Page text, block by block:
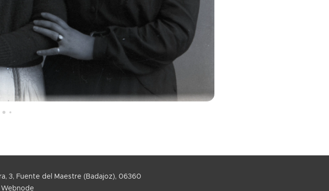
3, Fuente del Maestre (Badajoz), 06360
Webnode